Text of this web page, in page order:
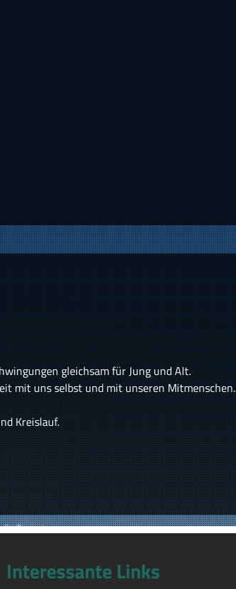
gleichsam für Jung und Alt.
mit uns selbst und mit unseren Mitmenschen.
Kreislauf.
Interessante Links